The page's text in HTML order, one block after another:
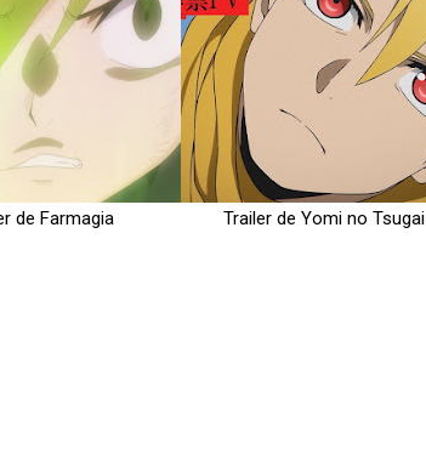
de Farmagia Trailer de Yomi no Tsugai